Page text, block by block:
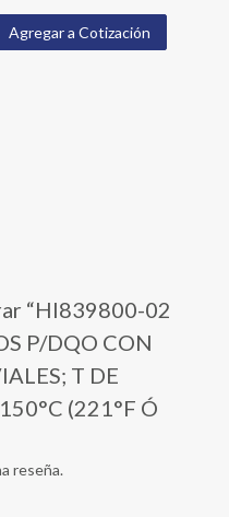
Agregar a Cotización
“HI839800-02
P/DQO CON
T DE
(221°F Ó
reseña.